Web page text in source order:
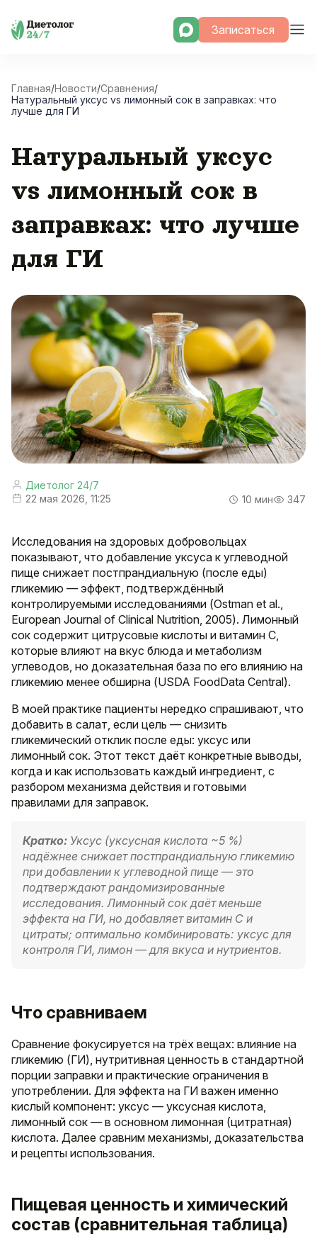
Skip
Записаться
Главная/Новости/Сравнения/
Натуральный уксус vs лимонный сок в заправках: что
лучше для ГИ
Натуральный уксус
vs лимонный сок в
заправках: что лучше
для ГИ
Диетолог 24/7
22 мая 2026, 11:25
10 мин 347
Исследования на здоровых добровольцах
показывают, что добавление уксуса к углеводной
пище снижает постпрандиальную (после еды)
гликемию — эффект, подтверждённый
контролируемыми исследованиями (Ostman et al.,
European Journal of Clinical Nutrition, 2005). Лимонный
сок содержит цитрусовые кислоты и витамин C,
которые влияют на вкус блюда и метаболизм
углеводов, но доказательная база по его влиянию на
гликемию менее обширна (USDA FoodData Central).
В моей практике пациенты нередко спрашивают, что
добавить в салат, если цель — снизить
гликемический отклик после еды: уксус или
лимонный сок. Этот текст даёт конкретные выводы,
когда и как использовать каждый ингредиент, с
разбором механизма действия и готовыми
правилами для заправок.
Кратко: Уксус (уксусная кислота ~5 %)
надёжнее снижает постпрандиальную гликемию
при добавлении к углеводной пище — это
подтверждают рандомизированные
исследования. Лимонный сок даёт меньше
эффекта на ГИ, но добавляет витамин C и
цитраты; оптимально комбинировать: уксус для
контроля ГИ, лимон — для вкуса и нутриентов.
Что сравниваем
Сравнение фокусируется на трёх вещах: влияние на
гликемию (ГИ), нутритивная ценность в стандартной
порции заправки и практические ограничения в
употреблении. Для эффекта на ГИ важен именно
кислый компонент: уксус — уксусная кислота,
лимонный сок — в основном лимонная (цитратная)
кислота. Далее сравним механизмы, доказательства
и рецепты использования.
Пищевая ценность и химический
состав (сравнительная таблица)